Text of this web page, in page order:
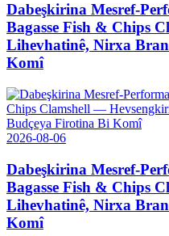
Dabeşkirina Mesref-
Bagasse Fish & Chips
Lihevhatinê, Nirxa
Komî
2026-08-06
Dabeşkirina Mesref-
Bagasse Fish & Chips
Lihevhatinê, Nirxa
Komî